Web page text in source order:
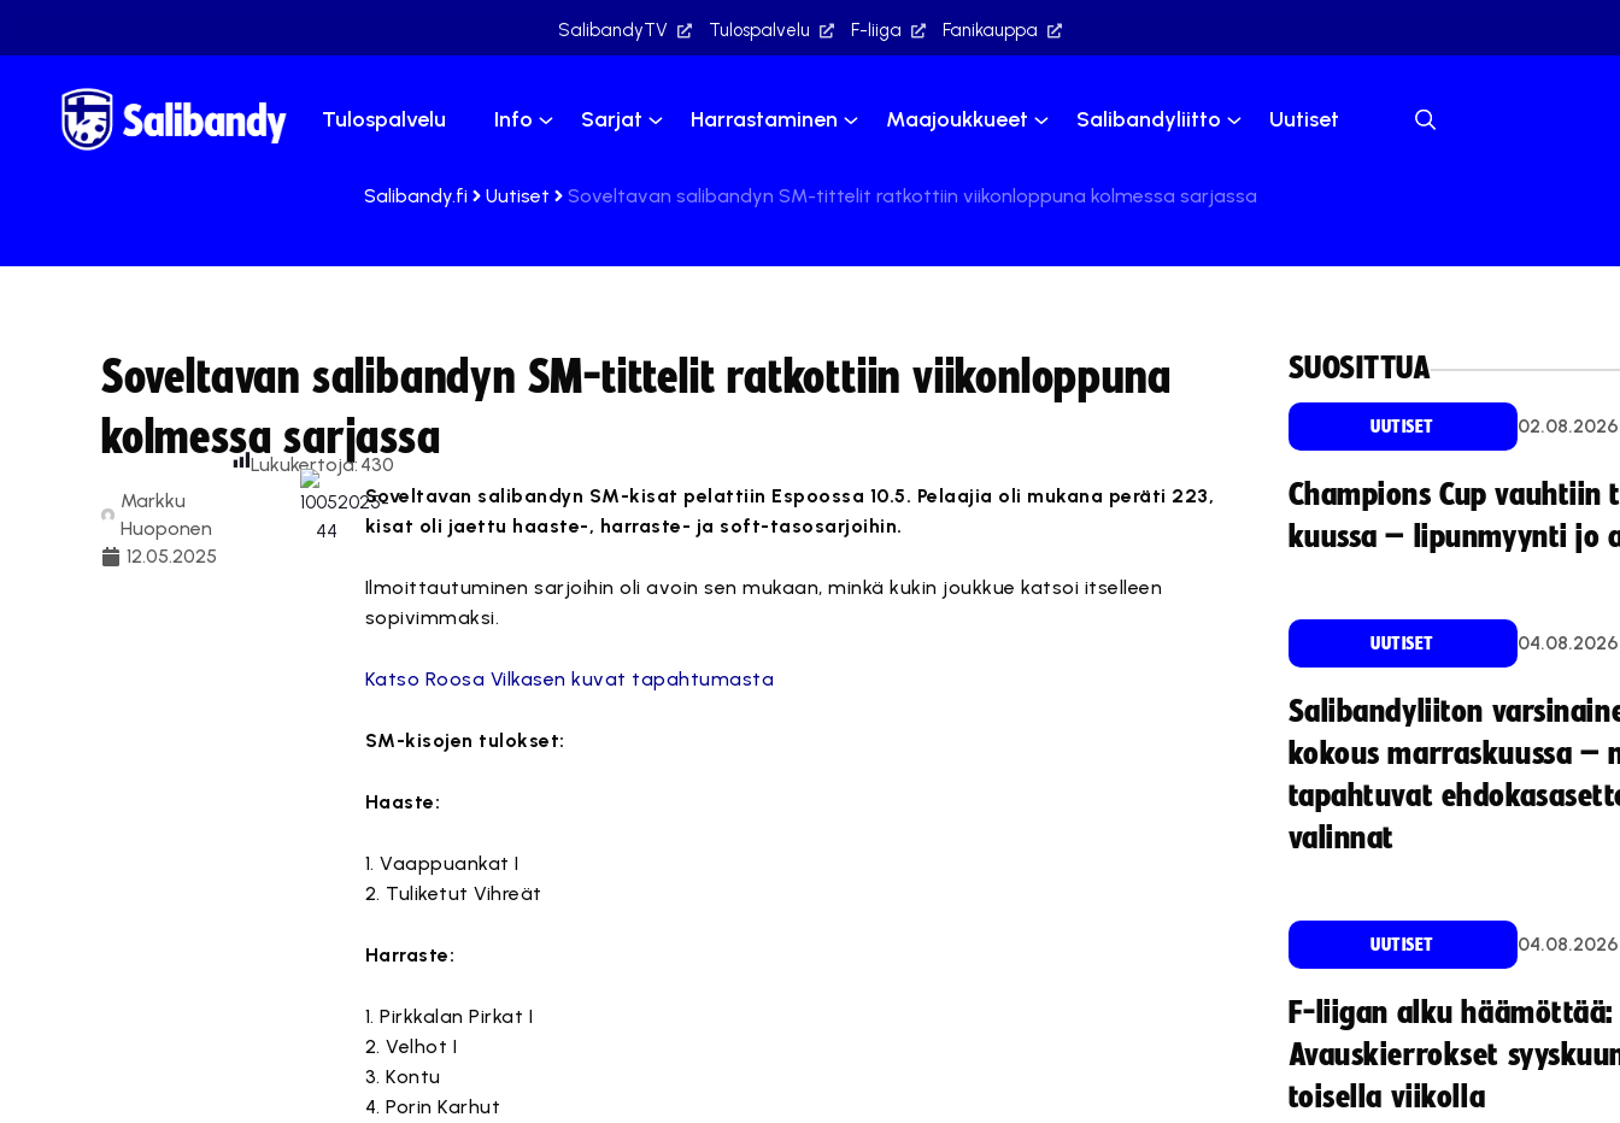
SalibandyTV Tulospalvelu F-liiga Fanikauppa
Tulospalvelu Info Sarjat Harrastaminen Maajoukkueet Salibandyliitto Uutiset
Salibandy.fi Uutiset Soveltavan salibandyn SM-tittelit ratkottiin viikonloppuna kolmessa sarjassa
Soveltavan salibandyn SM-tittelit ratkottiin viikonloppuna
kolmessa sarjassa
Markku
Huoponen
12.05.2025
Lukukertoja: 430
Soveltavan salibandyn SM-kisat pelattiin Espoossa 10.5. Pelaajia oli mukana peräti 223,
kisat oli jaettu haaste-, harraste- ja soft-tasosarjoihin.
Ilmoittautuminen sarjoihin oli avoin sen mukaan, minkä kukin joukkue katsoi itselleen
sopivimmaksi.
Katso Roosa Vilkasen kuvat tapahtumasta
SM-kisojen tulokset:
Haaste:
1. Vaappuankat I
2. Tuliketut Vihreät
Harraste:
1. Pirkkalan Pirkat I
2. Velhot I
3. Kontu
4. Porin Karhut
SUOSITTUA
UUTISET 02.08.2026
Champions Cup vauhtiin
kuussa – lipunmyynti jo
UUTISET 04.08.2026
Salibandyliiton
kokous marraskuussa –
tapahtuvat
valinnat
UUTISET 04.08.2026
F-liigan alku häämöttää:
Avauskierrokset
toisella viikolla